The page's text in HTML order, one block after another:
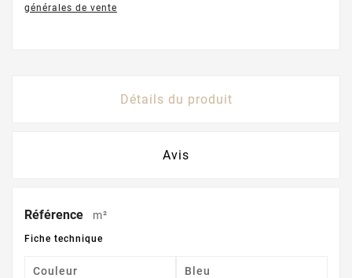
générales de vente
Détails du produit
Avis
Référence m²
Fiche technique
Couleur Bleu